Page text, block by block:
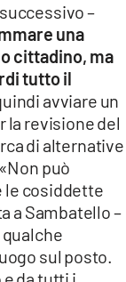
–
una
cittadino, ma
tutto il
avviare un
la revisione del
di alternative
può
le cosiddette
a Sambatello –
qualche
sul posto.